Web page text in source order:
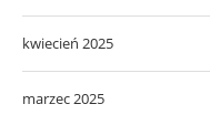
kwiecień 2025
marzec 2025